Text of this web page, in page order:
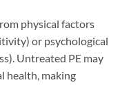
physical factors
or psychological
Untreated PE may
health, making